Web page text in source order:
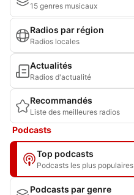
15 genres musicaux
Radios par région
Radios locales
Actualités
Radios d'actualité
Recommandés
Liste des meilleures radios
Podcasts
Top podcasts
Podcasts les plus populaires
Podcasts par genre